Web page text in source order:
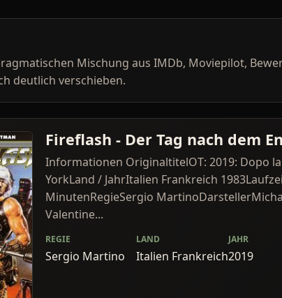
Mischung aus IMDb, Moviepilot,
deutlich verschieben.
Fireflash - Der Tag nach dem
Informationen OriginaltitelOT: 2019: Dopo
YorkLand / JahrItalien Frankreich
MinutenRegieSergio
Valentine...
REGIE
Sergio Martino
LAND
Italien Frankreich
JAHR
2019